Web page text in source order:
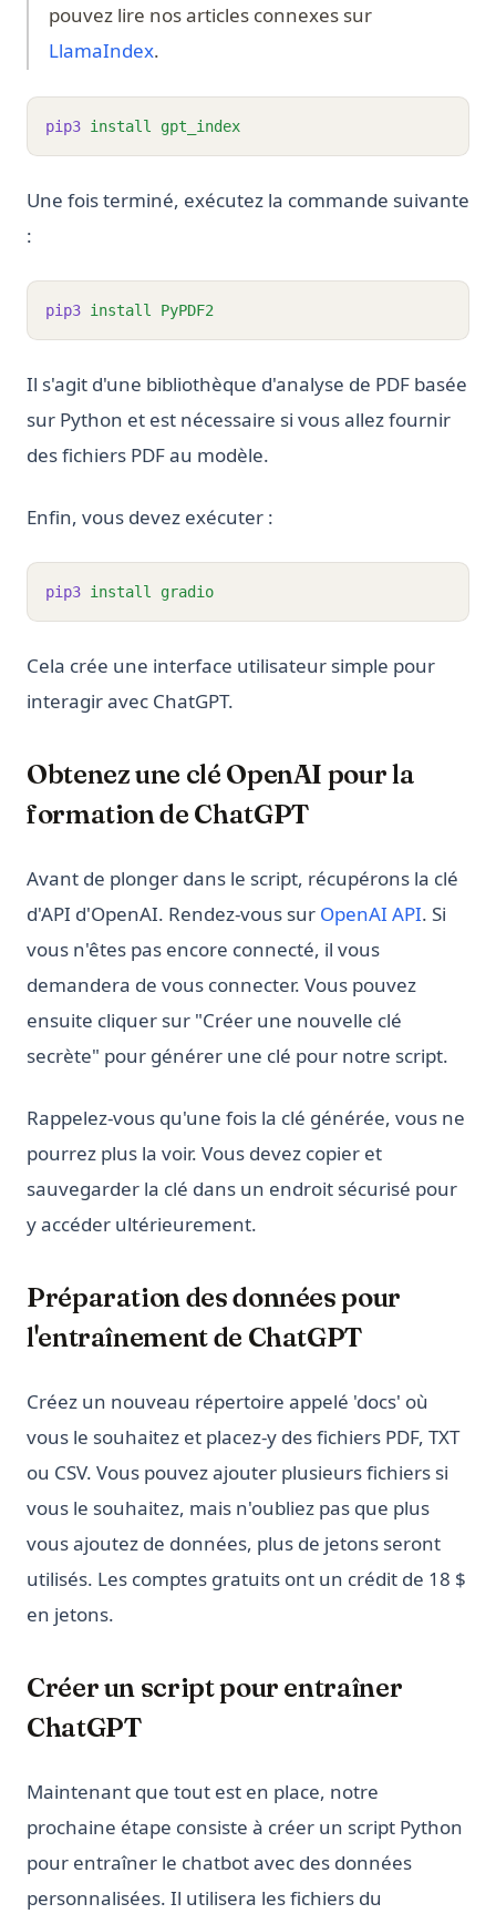
pouvez lire nos articles connexes sur
LlamaIndex.
pip3 install gpt_index
Une fois terminé, exécutez la commande suivante
:
pip3 install PyPDF2
Il s'agit d'une bibliothèque d'analyse de PDF basée
sur Python et est nécessaire si vous allez fournir
des fichiers PDF au modèle.
Enfin, vous devez exécuter :
pip3 install gradio
Cela crée une interface utilisateur simple pour
interagir avec ChatGPT.
Obtenez une clé OpenAI pour la
formation de ChatGPT
Avant de plonger dans le script, récupérons la clé
d'API d'OpenAI. Rendez-vous sur OpenAI API(opens
. Si
vous n'êtes pas encore connecté, il vous
demandera de vous connecter. Vous pouvez
ensuite cliquer sur "Créer une nouvelle clé
secrète" pour générer une clé pour notre script.
Rappelez-vous qu'une fois la clé générée, vous ne
pourrez plus la voir. Vous devez copier et
sauvegarder la clé dans un endroit sécurisé pour
y accéder ultérieurement.
Préparation des données pour
l'entraînement de ChatGPT
Créez un nouveau répertoire appelé 'docs' où
vous le souhaitez et placez-y des fichiers PDF, TXT
ou CSV. Vous pouvez ajouter plusieurs fichiers si
vous le souhaitez, mais n'oubliez pas que plus
vous ajoutez de données, plus de jetons seront
utilisés. Les comptes gratuits ont un crédit de 18 $
en jetons.
Créer un script pour entraîner
ChatGPT
Maintenant que tout est en place, notre
prochaine étape consiste à créer un script Python
pour entraîner le chatbot avec des données
personnalisées. Il utilisera les fichiers du